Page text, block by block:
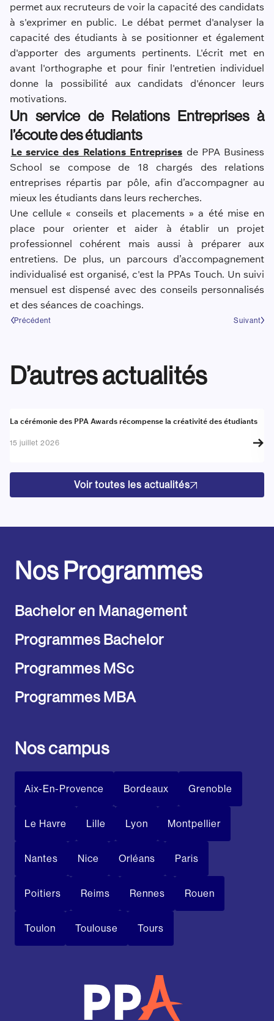
permet aux recruteurs de voir la capacité des candidats
à s'exprimer en public. Le débat permet d'analyser la
capacité des étudiants à se positionner et également
d'apporter des arguments pertinents. L'écrit met en
avant l'orthographe et pour finir l'entretien individuel
donne la possibilité aux candidats d'énoncer leurs
motivations.
Un service de Relations Entreprises à
l’écoute des étudiants
Le service des Relations Entreprises de PPA Business
School se compose de 18 chargés des relations
entreprises répartis par pôle, afin d’accompagner au
mieux les étudiants dans leurs recherches.
Une cellule « conseils et placements » a été mise en
place pour orienter et aider à établir un projet
professionnel cohérent mais aussi à préparer aux
entretiens. De plus, un parcours d’accompagnement
individualisé est organisé, c'est la PPAs Touch. Un suivi
mensuel est dispensé avec des conseils personnalisés
et des séances de coachings.
Précédent Suivant
D’autres actualités
Actualité
La cérémonie des PPA Awards récompense la créativité des étudiants
15 juillet 2026
Voir toutes les actualités
Nos Programmes
Bachelor en Management
Programmes Bachelor
Programmes MSc
Programmes MBA
Nos campus
Aix-En-Provence Bordeaux Grenoble
Le Havre Lille Lyon Montpellier
Nantes Nice Orléans Paris
Poitiers Reims Rennes Rouen
Toulon Toulouse Tours